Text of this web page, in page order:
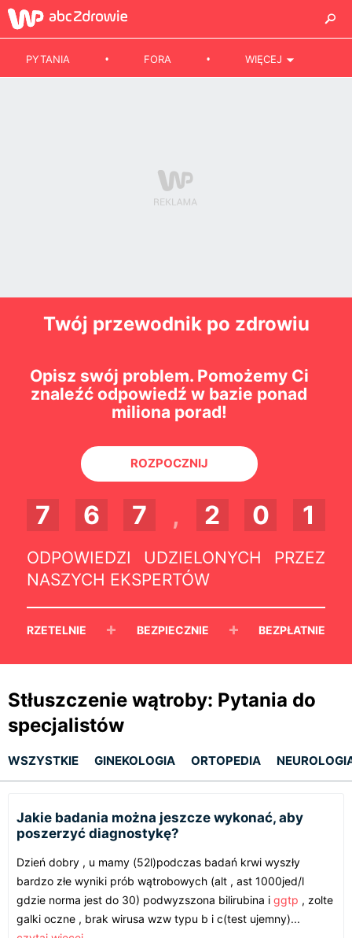
PYTANIA FORA WIĘCEJ
Twój przewodnik po zdrowiu
Opisz swój problem. Pomożemy Ci
znaleźć odpowiedź w bazie ponad
miliona porad!
ROZPOCZNIJ
7 6 7 , 2 0 1
ODPOWIEDZI UDZIELONYCH PRZEZ
NASZYCH EKSPERTÓW
RZETELNIE + BEZPIECZNIE + BEZPŁATNIE
Stłuszczenie wątroby: Pytania do
specjalistów
WSZYSTKIE GINEKOLOGIA ORTOPEDIA
Jakie badania można jeszcze wykonać, aby
poszerzyć diagnostykę?
Dzień dobry , u mamy (52l)podczas badań krwi wyszły
bardzo złe wyniki prób wątrobowych (alt , ast 1000jed/l
gdzie norma jest do 30) podwyzszona bilirubina i ggtp , zolte
galki oczne , brak wirusa wzw typu b i c(test ujemny)...